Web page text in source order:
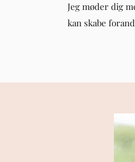
Jeg møder dig
kan skabe